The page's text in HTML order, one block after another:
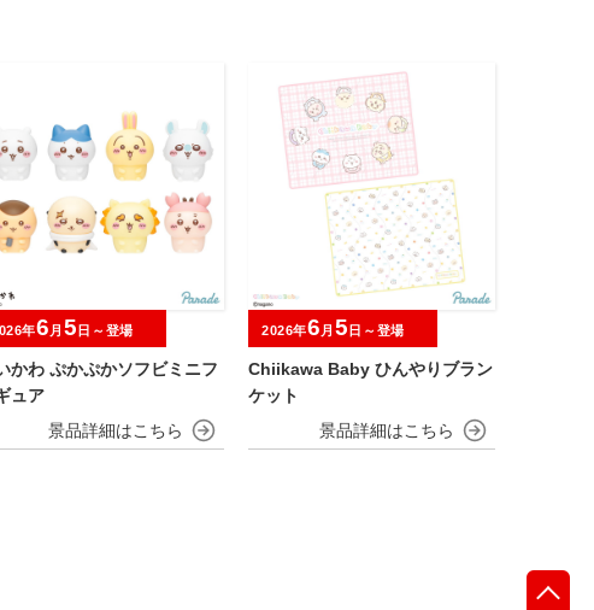
かわ ぷかぷかソフビミニフ
ュア
年6 月 5 日～登場
Chiikawa Baby ひんやりブラン
ケット
2026年6 月 5 日～登場